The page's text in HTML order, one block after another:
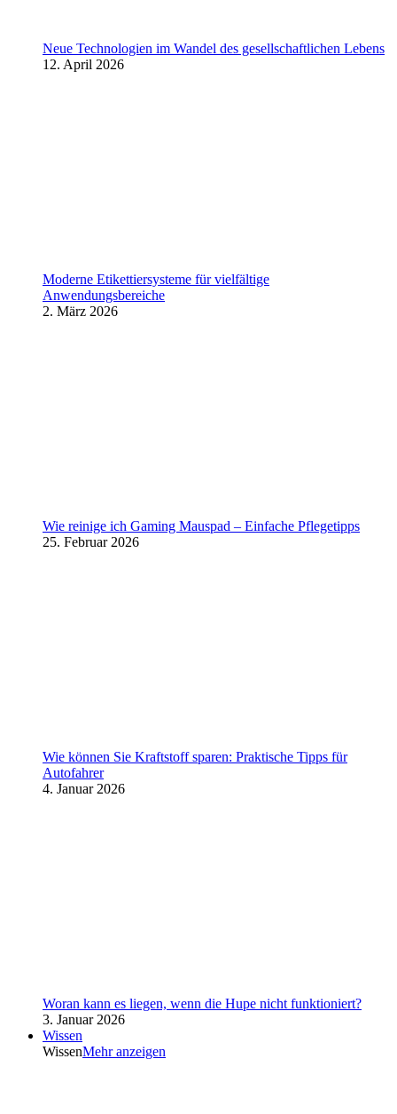
Neue Technologien im Wandel des gesellschaftlichen Lebens
12. April 2026
Moderne Etikettiersysteme für vielfältige
Anwendungsbereiche
2. März 2026
Wie reinige ich Gaming Mauspad – Einfache Pflegetipps
25. Februar 2026
Wie können Sie Kraftstoff sparen: Praktische Tipps für
Autofahrer
4. Januar 2026
Woran kann es liegen, wenn die Hupe nicht funktioniert?
3. Januar 2026
Wissen
WissenMehr anzeigen